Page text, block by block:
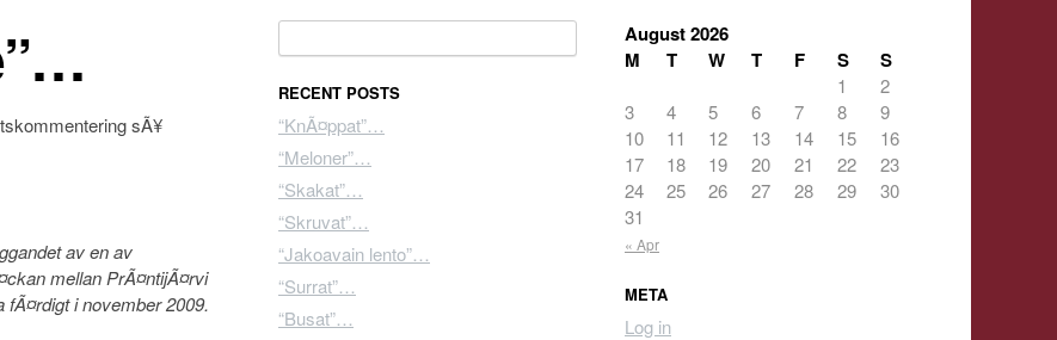
sÃ¥
av en av
mellan PrÃ¤ntijÃ¤rvi
i november 2009.
RECENT POSTS
“KnÃ¤ppat”…
“Meloner”…
“Skakat”…
“Skruvat”…
“Jakoavain lento”…
“Surrat”…
“Busat”…
August 2026
M
T W T F S S
« Apr
1
2
3
4 5 6 7 8
9
10
11 12 13 14 15
16
17
18 19 20 21 22
23
24
25 26 27 28 29
30
31
META
Log in